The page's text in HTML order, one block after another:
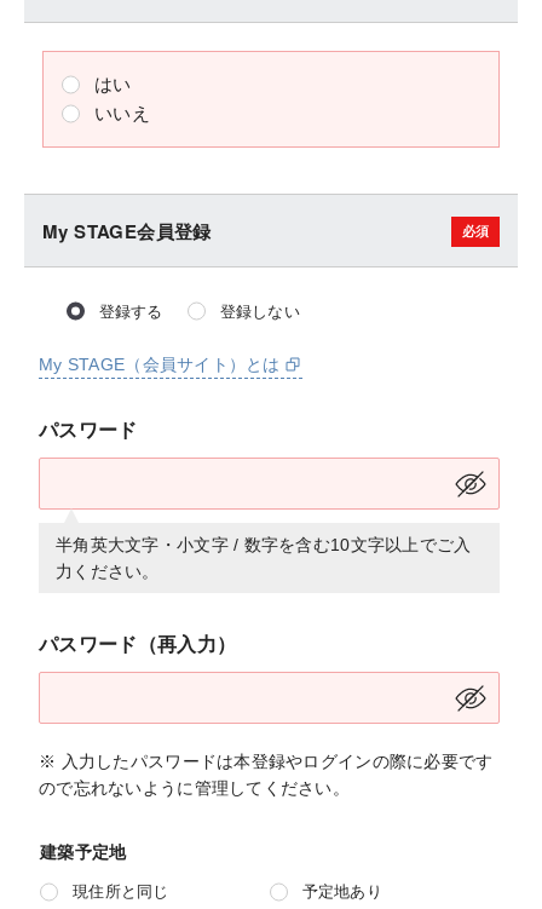
はい
いいえ
My STAGE会員登録
登録する 登録しない
My STAGE（会員サイト）とは
パスワード
半角英大文字・小文字 / 数字を含む10文字以上でご入
力ください。
パスワード（再入力）
※ 入力したパスワードは本登録やログインの際に必要です
ので忘れないように管理してください。
建築予定地
現住所と同じ 予定地あり